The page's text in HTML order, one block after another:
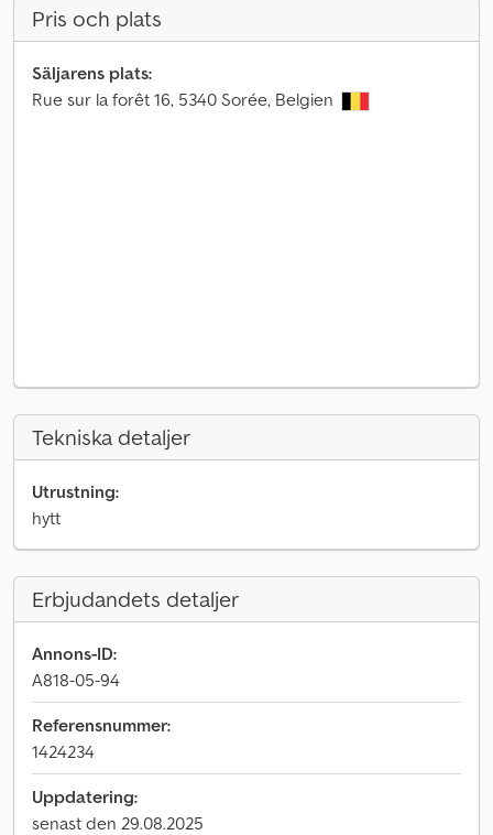
Pris och plats
Säljarens plats:
Rue sur la forêt 16, 5340 Sorée, Belgien
Tekniska detaljer
Utrustning:
hytt
Erbjudandets detaljer
Annons-ID:
A818-05-94
Referensnummer:
1424234
Uppdatering:
senast den 29.08.2025